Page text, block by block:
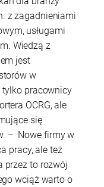
z zagadnieniami
usługami
Wiedzą z
jest
w
pracownicy
OCRG, ale
się
– Nowe firmy w
pracy, ale też
przez to rozwój
wciąż warto o